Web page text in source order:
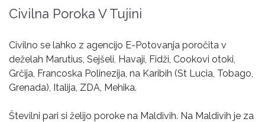
Civilna Poroka V Tujini
Civilno se lahko z agencijo E-Potovanja poročita v
deželah Marutius, Sejšeli, Havaji, Fidži, Cookovi otoki,
Grčija, Francoska Polinezija, na Karibih (St Lucia, Tobago,
Grenada), Italija, ZDA, Mehika.
Številni pari si želijo poroke na Maldivih. Na Maldivih je za